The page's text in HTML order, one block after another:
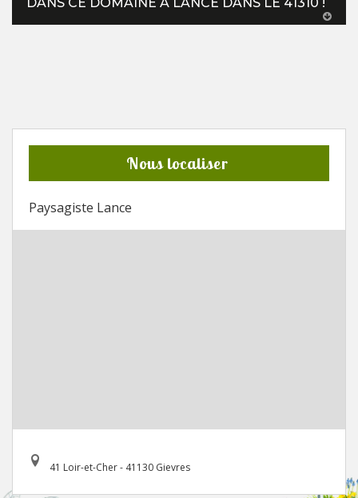
Nous localiser
Paysagiste Lance
41 Loir-et-Cher - 41130 Gievres